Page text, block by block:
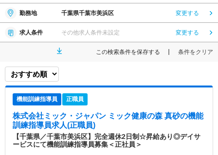
勤務地 千葉県千葉市美浜区 変更する
求人条件 その他求人条件未設定 変更する
この検索条件を保存する 条件をクリア
機能訓練指導員 正職員
株式会社ミック・ジャパン ミック健康の森 真砂の機能
訓練指導員求人(正職員)
【千葉県／千葉市美浜区】完全週休2日制☆昇給あり◎デイサ
ービスにて機能訓練指導員募集＜正社員＞